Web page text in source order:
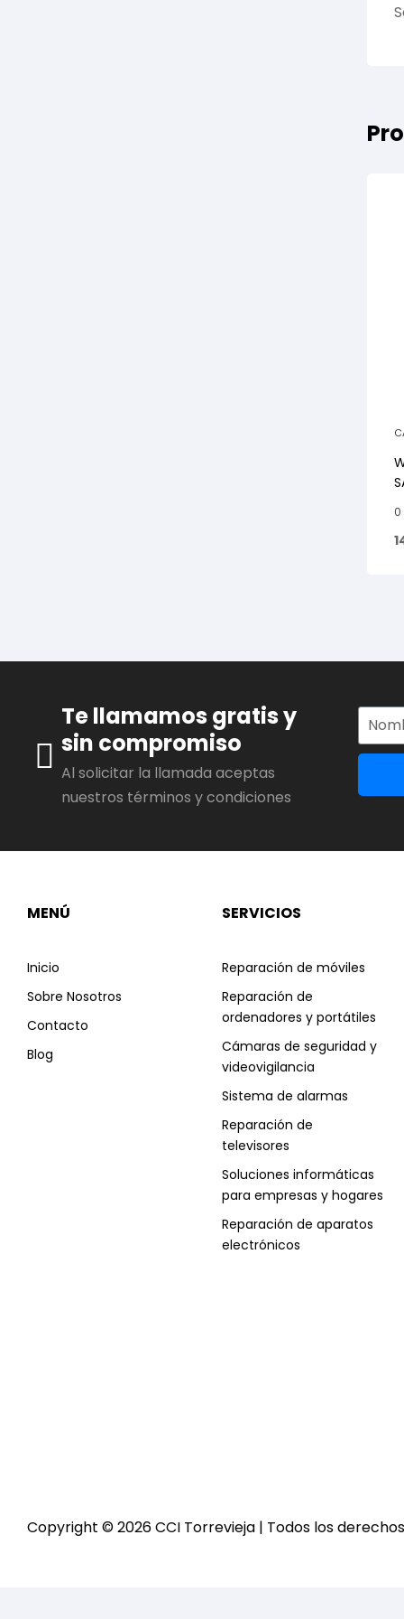
0
Te llamamos gratis y
sin compromiso
Al solicitar la llamada aceptas
nuestros términos y condiciones
MENÚ
Inicio
Sobre Nosotros
Contacto
Blog
SERVICIOS
Reparación de móviles
Reparación de
ordenadores y portátiles
Cámaras de seguridad y
videovigilancia
Sistema de alarmas
Reparación de
televisores
Soluciones informáticas
para empresas y hogares
Reparación de aparatos
electrónicos
Copyright © 2026 CCI Torrevieja | Todos los